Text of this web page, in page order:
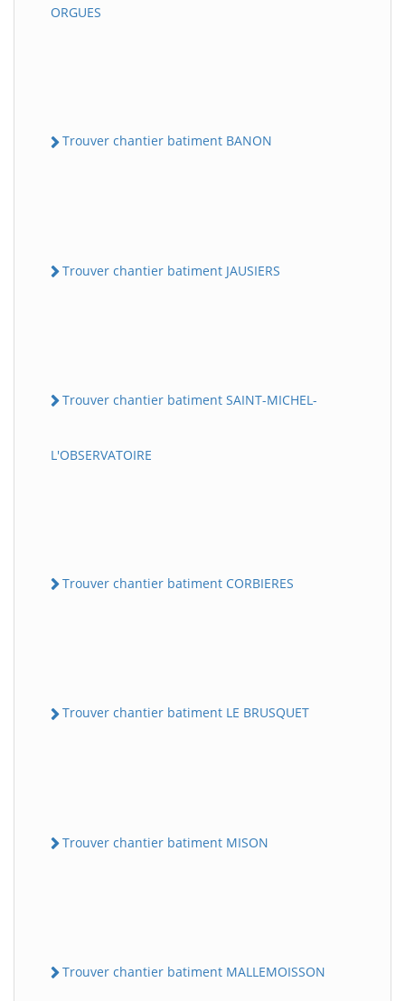
ORGUES
Trouver chantier batiment BANON
Trouver chantier batiment JAUSIERS
Trouver chantier batiment SAINT-MICHEL-
L'OBSERVATOIRE
Trouver chantier batiment CORBIERES
Trouver chantier batiment LE BRUSQUET
Trouver chantier batiment MISON
Trouver chantier batiment MALLEMOISSON